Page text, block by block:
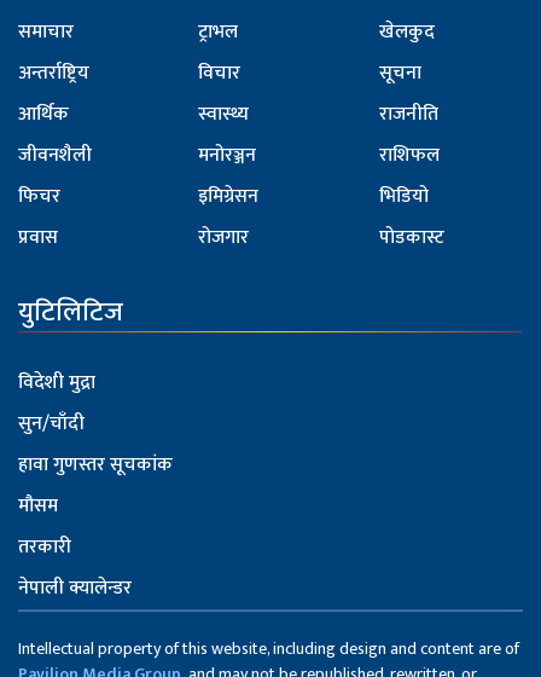
समाचार
अन्तर्राष्ट्रिय
आर्थिक
जीवनशैली
फिचर
प्रवास
ट्राभल
विचार
स्वास्थ्य
मनोरञ्जन
इमिग्रेसन
रोजगार
खेलकुद
सूचना
राजनीति
राशिफल
भिडियो
पोडकास्ट
युटिलिटिज
विदेशी मुद्रा
सुन/चाँदी
हावा गुणस्तर सूचकांक
मौसम
तरकारी
नेपाली क्यालेन्डर
Intellectual property of this website, including design and content are of